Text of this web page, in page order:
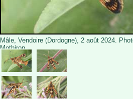
Mâle, Vendoire (Dordogne), 2 août 2024.
Mothiron.